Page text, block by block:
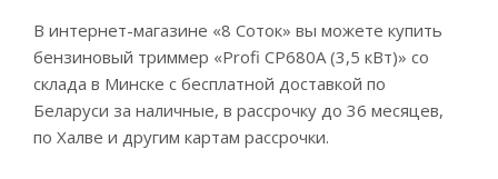
В интернет-магазине «8 Соток» вы можете купить
бензиновый триммер «Profi CР680А (3,5 кВт)» со
склада в Минске с бесплатной доставкой по
Беларуси за наличные, в рассрочку до 36 месяцев,
по Халве и другим картам рассрочки.